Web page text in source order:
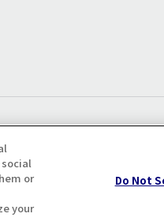
プライバシー・クッキーポリシ
or
your
Do Not